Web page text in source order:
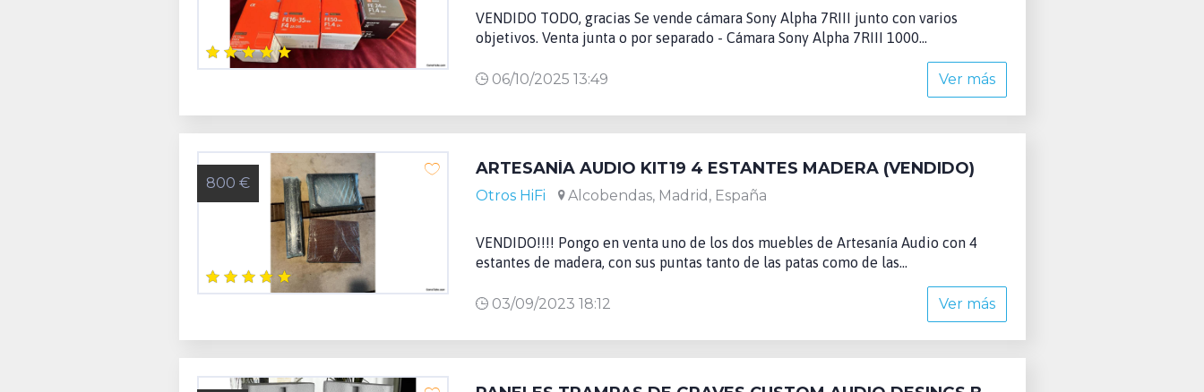
VENDIDO TODO, gracias Se vende cámara Sony Alpha 7RIII junto con varios
objetivos. Venta junta o por separado - Cámara Sony Alpha 7RIII 1000...
06/10/2025 13:49 Ver más
800 €
ARTESANÍA AUDIO KIT19 4 ESTANTES MADERA (VENDIDO)
Otros HiFi Alcobendas, Madrid, España
VENDIDO!!!! Pongo en venta uno de los dos muebles de Artesanía Audio con 4
estantes de madera, con sus puntas tanto de las patas como de las...
03/09/2023 18:12 Ver más